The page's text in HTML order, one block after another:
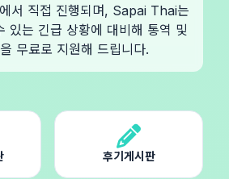
서 직접 진행되며, Sapai Thai는
있는 긴급 상황에 대비해 통역 및
무료로 지원해 드립니다.
후기게시판